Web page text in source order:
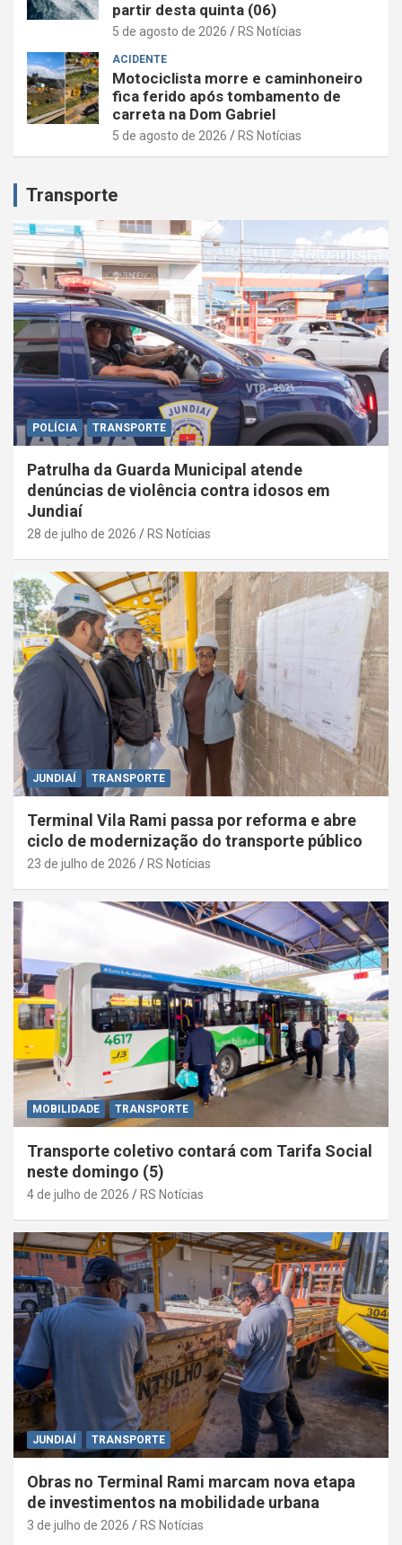
partir desta quinta (06)
5 de agosto de 2026 RS Notícias
ACIDENTE
Motociclista morre e caminhoneiro
fica ferido após tombamento de
carreta na Dom Gabriel
5 de agosto de 2026 RS Notícias
Transporte
POLÍCIA TRANSPORTE
Patrulha da Guarda Municipal atende
denúncias de violência contra idosos em
Jundiaí
28 de julho de 2026 RS Notícias
JUNDIAÍ TRANSPORTE
Terminal Vila Rami passa por reforma e abre
ciclo de modernização do transporte público
23 de julho de 2026 RS Notícias
MOBILIDADE TRANSPORTE
Transporte coletivo contará com Tarifa Social
neste domingo (5)
4 de julho de 2026 RS Notícias
JUNDIAÍ TRANSPORTE
Obras no Terminal Rami marcam nova etapa
de investimentos na mobilidade urbana
3 de julho de 2026 RS Notícias